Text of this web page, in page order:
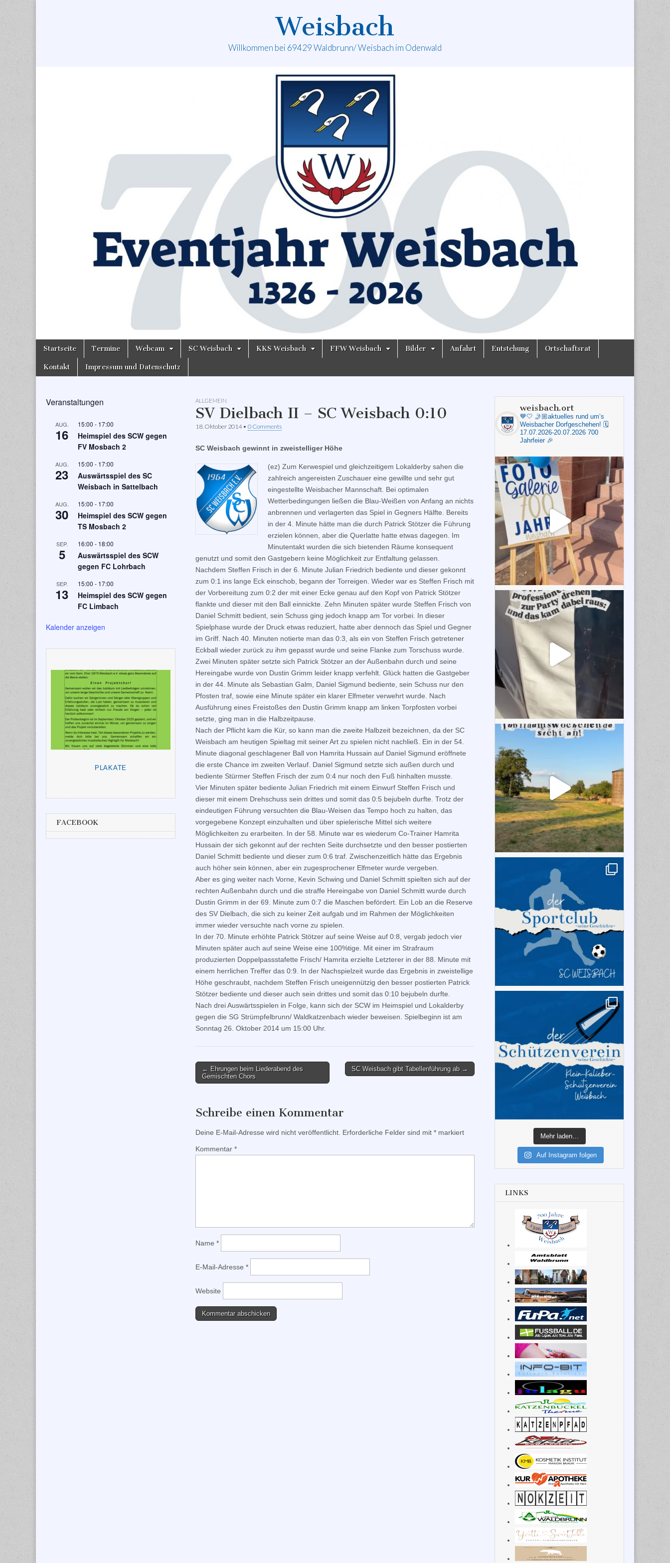
Weisbach
Willkommen bei 69429 Waldbrunn/ Weisbach im Odenwald
Main
Skip
content
Startseite Termine Webcam SC Weisbach KKS Weisbach FFW Weisbach Bilder Anfahrt Entstehung Ortschaftsrat
Kontakt Impressum und Datenschutz
ALLGEMEIN
SV Dielbach II – SC Weisbach 0:10
18. Oktober 2014• 0 Comments
SC Weisbach gewinnt in zweistelliger Höhe
(ez) Zum Kerwespiel und gleichzeitigem Lokalderby sahen die
zahlreich angereisten Zuschauer eine gewillte und sehr gut
eingestellte Weisbacher Mannschaft. Bei optimalen
Wetterbedingungen ließen die Blau-Weißen von Anfang an nichts
anbrennen und verlagerten das Spiel in Gegners Hälfte. Bereits
in der 4. Minute hätte man die durch Patrick Stötzer die Führung
erzielen können, aber die Querlatte hatte etwas dagegen. Im
Minutentakt wurden die sich bietenden Räume konsequent
genutzt und somit den Gastgebern keine Möglichkeit zur Entfaltung gelassen.
Nachdem Steffen Frisch in der 6. Minute Julian Friedrich bediente und dieser gekonnt
zum 0:1 ins lange Eck einschob, begann der Torreigen. Wieder war es Steffen Frisch mit
der Vorbereitung zum 0:2 der mit einer Ecke genau auf den Kopf von Patrick Stötzer
flankte und dieser mit den Ball einnickte. Zehn Minuten später wurde Steffen Frisch von
Daniel Schmitt bedient, sein Schuss ging jedoch knapp am Tor vorbei. In dieser
Spielphase wurde der Druck etwas reduziert, hatte aber dennoch das Spiel und Gegner
im Griff. Nach 40. Minuten notierte man das 0:3, als ein von Steffen Frisch getretener
Eckball wieder zurück zu ihm gepasst wurde und seine Flanke zum Torschuss wurde.
Zwei Minuten später setzte sich Patrick Stötzer an der Außenbahn durch und seine
Hereingabe wurde von Dustin Grimm leider knapp verfehlt. Glück hatten die Gastgeber
in der 44. Minute als Sebastian Galm, Daniel Sigmund bediente, sein Schuss nur den
Pfosten traf, sowie eine Minute später ein klarer Elfmeter verwehrt wurde. Nach
Ausführung eines Freistoßes den Dustin Grimm knapp am linken Torpfosten vorbei
setzte, ging man in die Halbzeitpause.
Nach der Pflicht kam die Kür, so kann man die zweite Halbzeit bezeichnen, da der SC
Weisbach am heutigen Spieltag mit seiner Art zu spielen nicht nachließ. Ein in der 54.
Minute diagonal geschlagener Ball von Hamrita Hussain auf Daniel Sigmund eröffnete
die erste Chance im zweiten Verlauf. Daniel Sigmund setzte sich außen durch und
bediente Stürmer Steffen Frisch der zum 0:4 nur noch den Fuß hinhalten musste.
Vier Minuten später bediente Julian Friedrich mit einem Einwurf Steffen Frisch und
dieser mit einem Drehschuss sein drittes und somit das 0:5 bejubeln durfte. Trotz der
eindeutigen Führung versuchten die Blau-Weisen das Tempo hoch zu halten, das
vorgegebene Konzept einzuhalten und über spielerische Mittel sich weitere
Möglichkeiten zu erarbeiten. In der 58. Minute war es wiederum Co-Trainer Hamrita
Hussain der sich gekonnt auf der rechten Seite durchsetzte und den besser postierten
Daniel Schmitt bediente und dieser zum 0:6 traf. Zwischenzeitlich hätte das Ergebnis
auch höher sein können, aber ein zugesprochener Elfmeter wurde vergeben.
Aber es ging weiter nach Vorne, Kevin Schwing und Daniel Schmitt spielten sich auf der
rechten Außenbahn durch und die straffe Hereingabe von Daniel Schmitt wurde durch
Dustin Grimm in der 69. Minute zum 0:7 die Maschen befördert. Ein Lob an die Reserve
des SV Dielbach, die sich zu keiner Zeit aufgab und im Rahmen der Möglichkeiten
immer wieder versuchte nach vorne zu spielen.
In der 70. Minute erhöhte Patrick Stötzer auf seine Weise auf 0:8, vergab jedoch vier
Minuten später auch auf seine Weise eine 100%tige. Mit einer im Strafraum
produzierten Doppelpassstafette Frisch/ Hamrita erzielte Letzterer in der 88. Minute mit
einem herrlichen Treffer das 0:9. In der Nachspielzeit wurde das Ergebnis in zweistellige
Höhe geschraubt, nachdem Steffen Frisch uneigennützig den besser postierten Patrick
Stötzer bediente und dieser auch sein drittes und somit das 0:10 bejubeln durfte.
Nach drei Auswärtsspielen in Folge, kann sich der SCW im Heimspiel und Lokalderby
gegen die SG Strümpfelbrunn/ Waldkatzenbach wieder beweisen. Spielbeginn ist am
Sonntag 26. Oktober 2014 um 15:00 Uhr.
Post
navigation
← Ehrungen beim Liederabend des
Gemischten Chors
SC Weisbach gibt Tabellenführung ab →
Schreibe einen Kommentar
Deine E-Mail-Adresse wird nicht veröffentlicht. Erforderliche Felder sind mit * markiert
Kommentar *
Name *
E-Mail-Adresse *
Website
Veranstaltungen
AUG.
16
15:00 - 17:00
Heimspiel des SCW gegen
FV Mosbach 2
AUG.
23
15:00 - 17:00
Auswärtsspiel des SC
Weisbach in Sattelbach
AUG.
30
15:00 - 17:00
Heimspiel des SCW gegen
TS Mosbach 2
SEP.
5
16:00 - 18:00
Auswärtsspiel des SCW
gegen FC Lohrbach
SEP.
13
15:00 - 17:00
Heimspiel des SCW gegen
FC Limbach
Kalender anzeigen
PLAKATE
FACEBOOK
weisbach.ort
💙🤍 🤳🏼aktuelles rund um‘s
Weisbacher Dorfgeschehen! 🗓️
17.07.2026-20.07.2026 700
Jahrfeier 🎉
Mehr laden…
Auf Instagram folgen
LINKS